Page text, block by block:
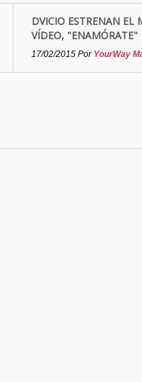
DVICIO ESTRENAN EL
VÍDEO, "ENAMÓRATE"
17/02/2015 Por YourWay